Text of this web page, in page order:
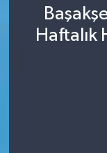
Haftalık
Siyaset
Süper Lig
Son Dakika